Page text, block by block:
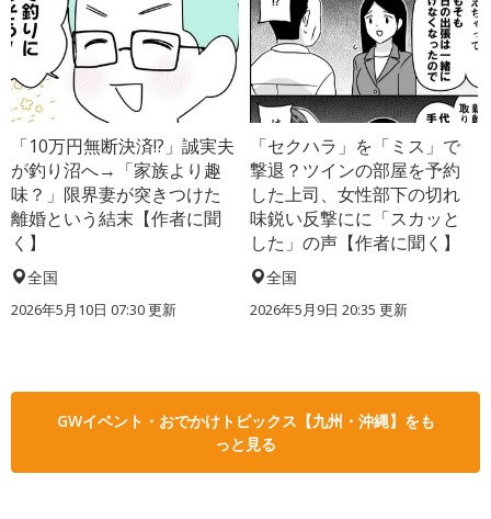
「10万円無断決済!?」誠実夫
が釣り沼へ→「家族より趣
味？」限界妻が突きつけた
離婚という結末【作者に聞
く】
全国
2026年5月10日 07:30 更新
「セクハラ」を「ミス」で
撃退？ツインの部屋を予約
した上司、女性部下の切れ
味鋭い反撃にに「スカッと
した」の声【作者に聞く】
全国
2026年5月9日 20:35 更新
GWイベント・おでかけトピックス【九州・沖縄】をも
っと見る